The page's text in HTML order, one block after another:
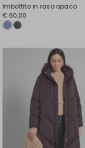
Imbottito in raso opaco
€ 60,00